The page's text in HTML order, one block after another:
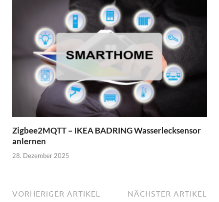
Zigbee2MQTT – IKEA BADRING Wasserlecksensor
anlernen
28. Dezember 2025
VORHERIGER ARTIKEL NÄCHSTER ARTIKEL